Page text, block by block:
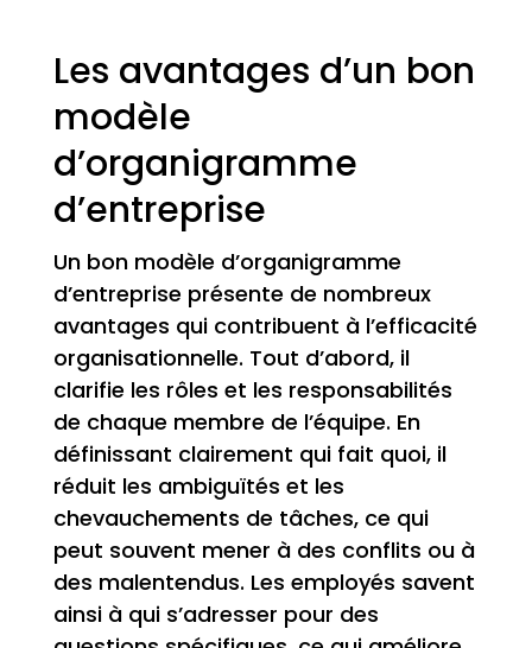
Les avantages d’un bon
modèle
d’organigramme
d’entreprise
Un bon modèle d’organigramme
d’entreprise présente de nombreux
avantages qui contribuent à l’efficacité
organisationnelle. Tout d’abord, il
clarifie les rôles et les responsabilités
de chaque membre de l’équipe. En
définissant clairement qui fait quoi, il
réduit les ambiguïtés et les
chevauchements de tâches, ce qui
peut souvent mener à des conflits ou à
des malentendus. Les employés savent
ainsi à qui s’adresser pour des